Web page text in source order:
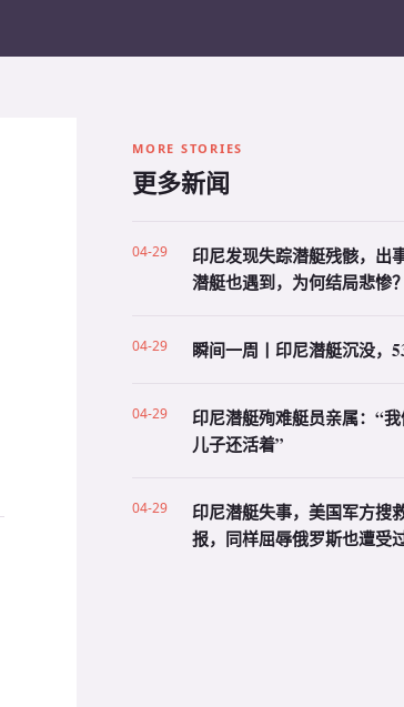
MORE STORIES
更多新闻
04-29
印尼发现失踪潜艇残骸，出
潜艇也遇到，为何结局悲惨？
04-29 瞬间一周丨印尼潜艇沉没，
04-29
印尼潜艇殉难艇员亲属：“
儿子还活着”
04-29
印尼潜艇失事，美国军方搜
报，同样屈辱俄罗斯也遭受